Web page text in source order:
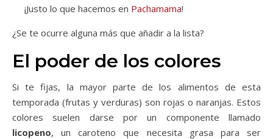
¡Justo lo que hacemos en Pachamama!
¿Se te ocurre alguna más que añadir a la lista?
El poder de los colores
Si te fijas, la mayor parte de los alimentos de esta
temporada (frutas y verduras) son rojas o naranjas. Estos
colores suelen darse por un componente llamado
licopeno, un caroteno que necesita grasa para ser